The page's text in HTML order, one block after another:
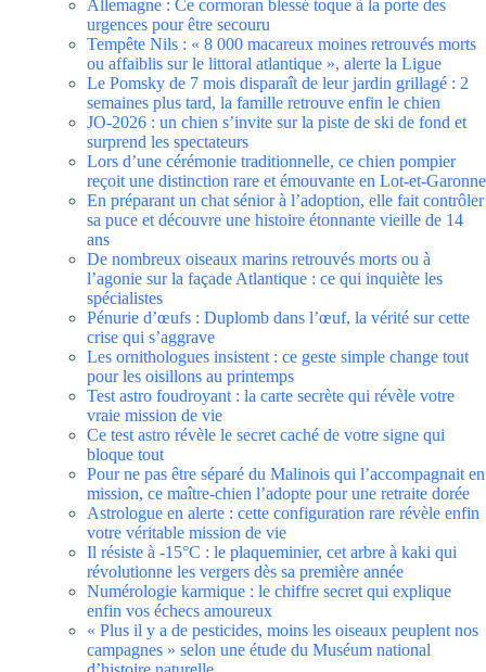
Allemagne : Ce cormoran blessé toque à la porte des
urgences pour être secouru
Tempête Nils : « 8 000 macareux moines retrouvés morts
ou affaiblis sur le littoral atlantique », alerte la Ligue
Le Pomsky de 7 mois disparaît de leur jardin grillagé : 2
semaines plus tard, la famille retrouve enfin le chien
JO-2026 : un chien s’invite sur la piste de ski de fond et
surprend les spectateurs
Lors d’une cérémonie traditionnelle, ce chien pompier
reçoit une distinction rare et émouvante en Lot-et-Garonne
En préparant un chat sénior à l’adoption, elle fait contrôler
sa puce et découvre une histoire étonnante vieille de 14
ans
De nombreux oiseaux marins retrouvés morts ou à
l’agonie sur la façade Atlantique : ce qui inquiète les
spécialistes
Pénurie d’œufs : Duplomb dans l’œuf, la vérité sur cette
crise qui s’aggrave
Les ornithologues insistent : ce geste simple change tout
pour les oisillons au printemps
Test astro foudroyant : la carte secrète qui révèle votre
vraie mission de vie
Ce test astro révèle le secret caché de votre signe qui
bloque tout
Pour ne pas être séparé du Malinois qui l’accompagnait en
mission, ce maître-chien l’adopte pour une retraite dorée
Astrologue en alerte : cette configuration rare révèle enfin
votre véritable mission de vie
Il résiste à -15°C : le plaqueminier, cet arbre à kaki qui
révolutionne les vergers dès sa première année
Numérologie karmique : le chiffre secret qui explique
enfin vos échecs amoureux
« Plus il y a de pesticides, moins les oiseaux peuplent nos
campagnes » selon une étude du Muséum national